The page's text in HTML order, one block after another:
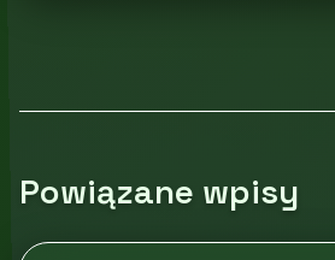
Powiązane wpisy